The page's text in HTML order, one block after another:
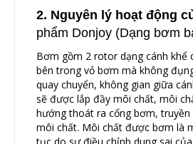
2. Nguyên lý hoạt động
phẩm Donjoy (Dạng bơm
Bơm gồm 2 rotor dạng cánh khể
bên trong vỏ bơm mà không
quay chuyển, không gian giữa
sẽ được lắp đầy môi chất, môi
hướng thoát ra cổng bơm,
môi chất. Môi chất được bơm là